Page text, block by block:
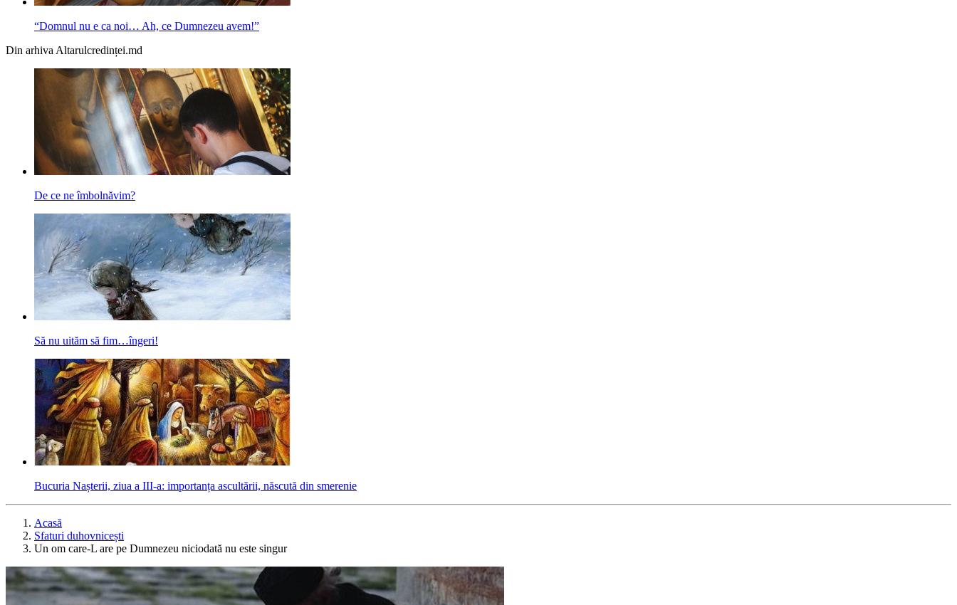
“Domnul nu e ca noi… Ah, ce Dumnezeu avem!”
Din arhiva Altarulcredinței.md
De ce ne îmbolnăvim?
Să nu uităm să fim…îngeri!
Bucuria Nașterii, ziua a III-a: importanța ascultării, născută din smerenie
Acasă
Sfaturi duhovnicești
Un om care-L are pe Dumnezeu niciodată nu este singur